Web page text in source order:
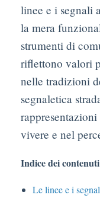
linee e i segnali
la mera
strumenti di
riflettono valori
nelle tradizioni
segnaletica
vivere e nel
Indice dei
Le linee e i